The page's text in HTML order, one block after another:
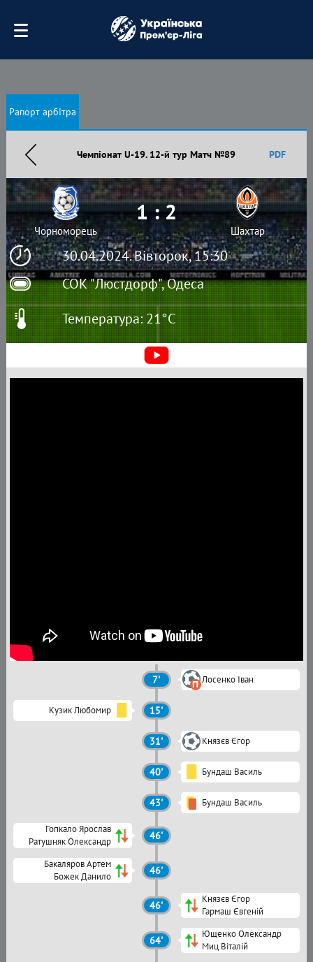
Рапорт арбітра
Чемпіонат U-19. 12-й тур Матч №89 PDF
30.04.2024. Вівторок, 15:30
СОК "Люстдорф", Одеса
Чорноморець
1 : 2
Шахтар
Температура: 21°C
7' Лосенко Іван
Кузик Любомир 15'
31' Князєв Єгор
40' Бундаш Василь
43' Бундаш Василь
Гопкало Ярослав
Ратушняк Олександр
46'
Бакаляров Артем
Божек Данило
46'
46'
Князєв Єгор
Гармаш Євгеній
64'
Ющенко Олександр
Миц Віталій